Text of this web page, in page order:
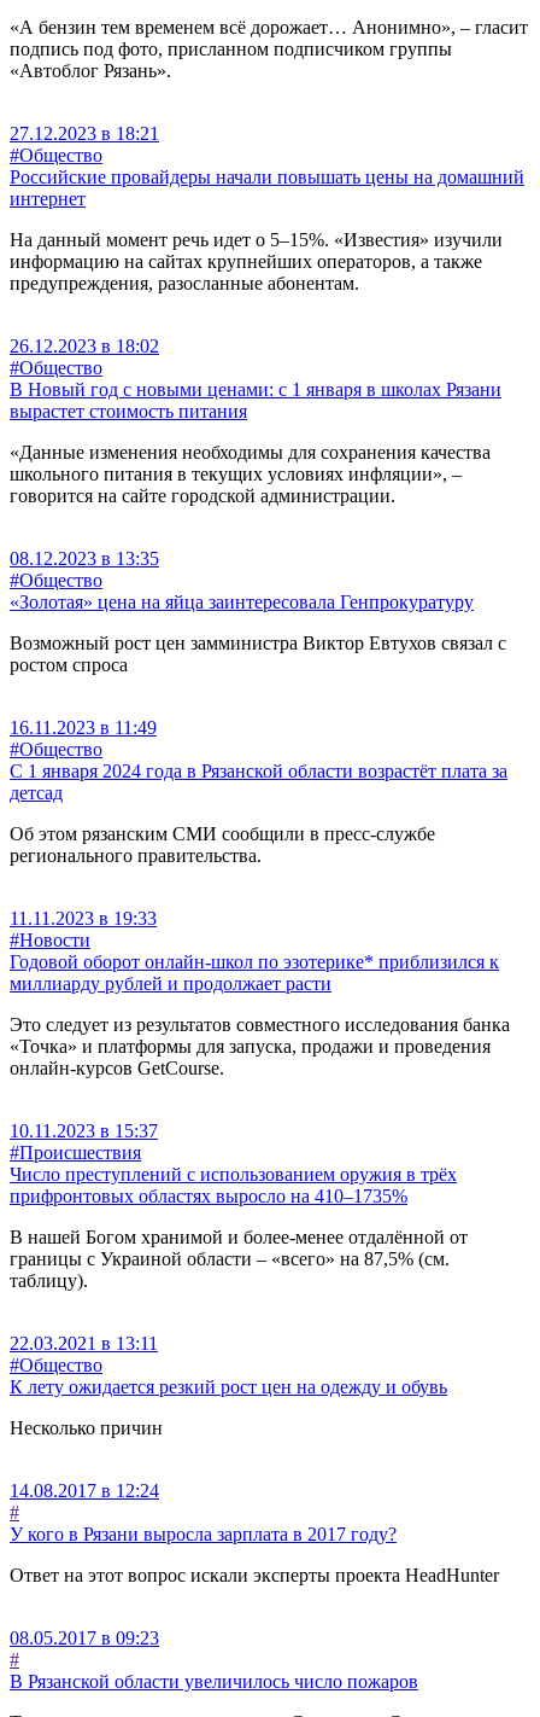
«А бензин тем временем всё дорожает… Анонимно», – гласит
подпись под фото, присланном подписчиком группы
«Автоблог Рязань».
27.12.2023 в 18:21
#Общество
Российские провайдеры начали повышать цены на домашний
интернет
На данный момент речь идет о 5–15%. «Известия» изучили
информацию на сайтах крупнейших операторов, а также
предупреждения, разосланные абонентам.
26.12.2023 в 18:02
#Общество
В Новый год с новыми ценами: с 1 января в школах Рязани
вырастет стоимость питания
«Данные изменения необходимы для сохранения качества
школьного питания в текущих условиях инфляции», –
говорится на сайте городской администрации.
08.12.2023 в 13:35
#Общество
«Золотая» цена на яйца заинтересовала Генпрокуратуру
Возможный рост цен замминистра Виктор Евтухов связал с
ростом спроса
16.11.2023 в 11:49
#Общество
С 1 января 2024 года в Рязанской области возрастёт плата за
детсад
Об этом рязанским СМИ сообщили в пресс-службе
регионального правительства.
11.11.2023 в 19:33
#Новости
Годовой оборот онлайн-школ по эзотерике* приблизился к
миллиарду рублей и продолжает расти
Это следует из результатов совместного исследования банка
«Точка» и платформы для запуска, продажи и проведения
онлайн-курсов GetCourse.
10.11.2023 в 15:37
#Происшествия
Число преступлений с использованием оружия в трёх
прифронтовых областях выросло на 410–1735%
В нашей Богом хранимой и более-менее отдалённой от
границы с Украиной области – «всего» на 87,5% (см.
таблицу).
22.03.2021 в 13:11
#Общество
К лету ожидается резкий рост цен на одежду и обувь
Несколько причин
14.08.2017 в 12:24
#
У кого в Рязани выросла зарплата в 2017 году?
Ответ на этот вопрос искали эксперты проекта HeadHunter
08.05.2017 в 09:23
#
В Рязанской области увеличилось число пожаров